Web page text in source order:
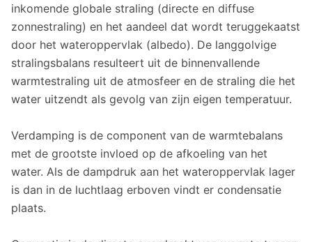
inkomende globale straling (directe en diffuse
zonnestraling) en het aandeel dat wordt teruggekaatst
door het wateroppervlak (albedo). De langgolvige
stralingsbalans resulteert uit de binnenvallende
warmtestraling uit de atmosfeer en de straling die het
water uitzendt als gevolg van zijn eigen temperatuur.
Verdamping is de component van de warmtebalans
met de grootste invloed op de afkoeling van het
water. Als de dampdruk aan het wateroppervlak lager
is dan in de luchtlaag erboven vindt er condensatie
plaats.